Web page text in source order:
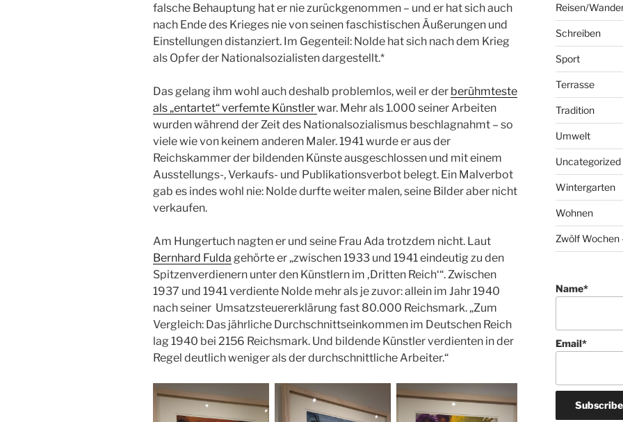
falsche Behauptung hat er nie zurückgenommen – und er hat sich auch
nach Ende des Krieges nie von seinen faschistischen Äußerungen und
Einstellungen distanziert. Im Gegenteil: Nolde hat sich nach dem Krieg
als Opfer der Nationalsozialisten dargestellt.*
Das gelang ihm wohl auch deshalb problemlos, weil er der berühmteste
als „entartet“ verfemte Künstlerwar. Mehr als 1.000 seiner Arbeiten
wurden während der Zeit des Nationalsozialismus beschlagnahmt – so
viele wie von keinem anderen Maler. 1941 wurde er aus der
Reichskammer der bildenden Künste ausgeschlossen und mit einem
Ausstellungs-, Verkaufs- und Publikationsverbot belegt. Ein Malverbot
gab es indes wohl nie: Nolde durfte weiter malen, seine Bilder aber nicht
verkaufen.
Am Hungertuch nagten er und seine Frau Ada trotzdem nicht. Laut
Bernhard Fulda gehörte er „zwischen 1933 und 1941 eindeutig zu den
Spitzenverdienern unter den Künstlern im ‚Dritten Reich‘“. Zwischen
1937 und 1941 verdiente Nolde mehr als je zuvor: allein im Jahr 1940
nach seiner Umsatzsteuererklärung fast 80.000 Reichsmark. „Zum
Vergleich: Das jährliche Durchschnittseinkommen im Deutschen Reich
lag 1940 bei 2156 Reichsmark. Und bildende Künstler verdienten in der
Regel deutlich weniger als der durchschnittliche Arbeiter.“
Reisen/
Schreiben
Sport
Terrasse
Tradition
Umwelt
Uncategorized
Wintergarten
Wohnen
Zwölf Wochen
Name*
Email*